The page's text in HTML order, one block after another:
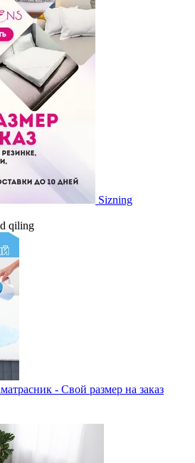
Sizning
qiling
- Свой размер на заказ